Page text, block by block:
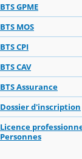
BTS GPME
BTS MOS
BTS CPI
BTS CAV
BTS Assurance
Dossier d'inscription
Licence
Personnes